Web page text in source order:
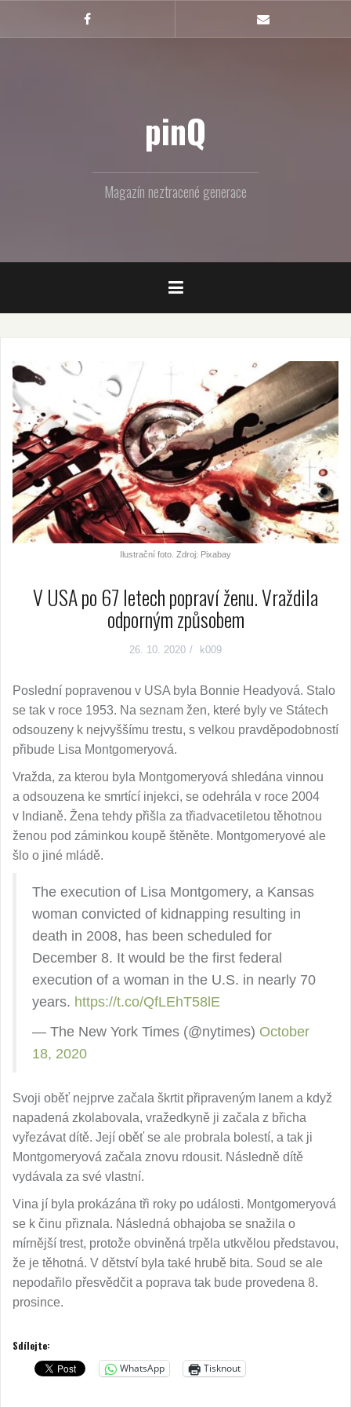
pinQ
Magazín neztracené generace
Ilustrační foto. Zdroj: Pixabay
V USA po 67 letech popraví ženu. Vraždila
odporným způsobem
26. 10. 2020 k009
Poslední popravenou v USA byla Bonnie Headyová. Stalo
se tak v roce 1953. Na seznam žen, které byly ve Státech
odsouzeny k nejvyššímu trestu, s velkou pravděpodobností
přibude Lisa Montgomeryová.
Vražda, za kterou byla Montgomeryová shledána vinnou
a odsouzena ke smrtící injekci, se odehrála v roce 2004
v Indianě. Žena tehdy přišla za třiadvacetiletou těhotnou
ženou pod záminkou koupě štěněte. Montgomeryové ale
šlo o jiné mládě.
The execution of Lisa Montgomery, a Kansas
woman convicted of kidnapping resulting in
death in 2008, has been scheduled for
December 8. It would be the first federal
execution of a woman in the U.S. in nearly 70
years. https://t.co/QfLEhT58lE
— The New York Times (@nytimes) October
18, 2020
Svoji oběť nejprve začala škrtit připraveným lanem a když
napadená zkolabovala, vražedkyně ji začala z břicha
vyřezávat dítě. Její oběť se ale probrala bolestí, a tak ji
Montgomeryová začala znovu rdousit. Následně dítě
vydávala za své vlastní.
Vina jí byla prokázána tři roky po události. Montgomeryová
se k činu přiznala. Následná obhajoba se snažila o
mírnější trest, protože obviněná trpěla utkvělou představou,
že je těhotná. V dětství byla také hrubě bita. Soud se ale
nepodařilo přesvědčit a poprava tak bude provedena 8.
prosince.
Sdílejte:
WhatsApp
Tisknout